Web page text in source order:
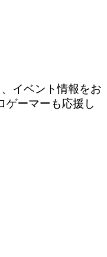
イベント情報をお
ゲーマーも応援し